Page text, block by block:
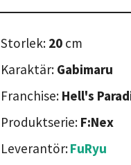
Storlek: 20 cm
Karaktär: Gabimaru
Franchise: Hell's
Produktserie: F:Nex
Leverantör:FuRyu